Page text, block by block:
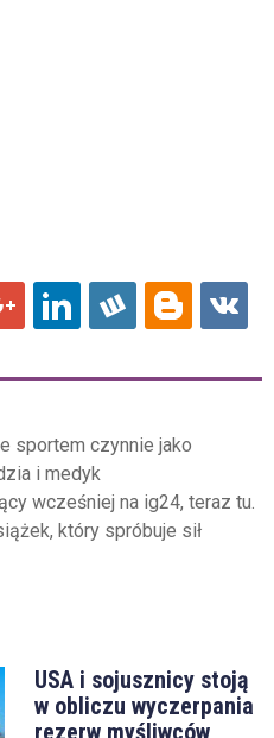
sportem czynnie jako
i medyk
wcześniej na ig24, teraz tu.
który spróbuje sił
USA i sojusznicy stoją
w obliczu wyczerpania
rezerw myśliwców